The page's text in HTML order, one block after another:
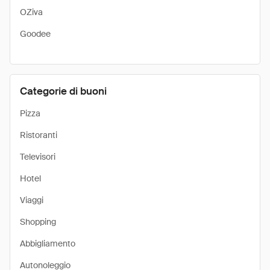
OZiva
Goodee
Categorie di buoni
Pizza
Ristoranti
Televisori
Hotel
Viaggi
Shopping
Abbigliamento
Autonoleggio